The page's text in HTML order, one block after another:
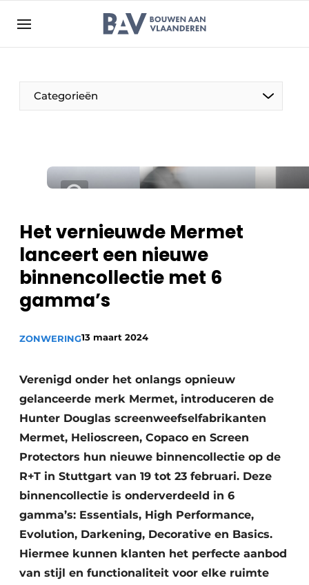
Bedrijven
Bouwen aan Vlaanderen | Platform voor de bouw
Evenement aanmelden
Meest gelezen
Nieuwsbrief
Podcasts
Privacy / Cookie statement
Video’s
Aanmelden
Bedrijven
Bedrijven
Categorieën
Akoestiek
Beton & Staalbouw
Brandveiligheid
BIM
Dak & Gevel
Houtbouw
HVAC
Het vernieuwde Mermet
lanceert een nieuwe
binnencollectie met 6
gamma’s
ZONWERING13 maart 2024
Verenigd onder het onlangs opnieuw
gelanceerde merk Mermet, introduceren de
Hunter Douglas screenweefselfabrikanten
Mermet, Helioscreen, Copaco en Screen
Protectors hun nieuwe binnencollectie op de
R+T in Stuttgart van 19 tot 23 februari. Deze
binnencollectie is onderverdeeld in 6
gamma’s: Essentials, High Performance,
Evolution, Darkening, Decorative en Basics.
Hiermee kunnen klanten het perfecte aanbod
van stijl en functionaliteit voor elke ruimte